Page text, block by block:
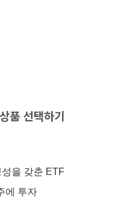
품 선택하기
을 갖춘 ETF
에 투자